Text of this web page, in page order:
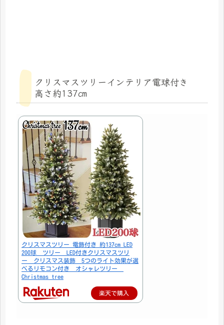
クリスマスツリーインテリア電球付き
高さ約137㎝
クリスマスツリー 電飾付き 約137cm LED
200球 ツリー LED付きクリスマスツリ
ー クリスマス装飾 5つのライト効果が選
べるリモコン付き オシャレツリー
Christmas tree
楽天で購入